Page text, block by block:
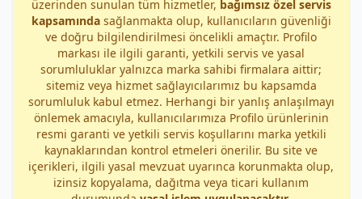
üzerinden sunulan tüm hizmetler, bağımsız özel servis
kapsamındasağlanmakta olup, kullanıcıların güvenliği
ve doğru bilgilendirilmesi öncelikli amaçtır. Profilo
markası ile ilgili garanti, yetkili servis ve yasal
sorumluluklar yalnızca marka sahibi firmalara aittir;
sitemiz veya hizmet sağlayıcılarımız bu kapsamda
sorumluluk kabul etmez. Herhangi bir yanlış anlaşılmayı
önlemek amacıyla, kullanıcılarımıza Profilo ürünlerinin
resmi garanti ve yetkili servis koşullarını marka yetkili
kaynaklarından kontrol etmeleri önerilir. Bu site ve
içerikleri, ilgili yasal mevzuat uyarınca korunmakta olup,
izinsiz kopyalama, dağıtma veya ticari kullanım